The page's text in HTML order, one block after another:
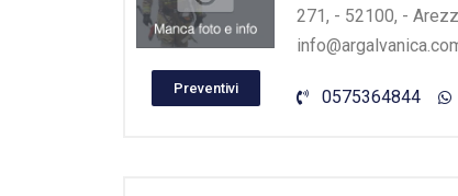
Preventivi
271, - 52100, -
0575364844